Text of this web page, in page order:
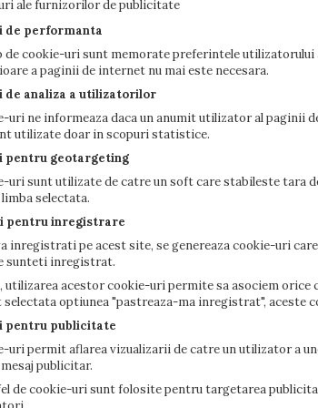
ale furnizorilor de publicitate
de performanta
de cookie-uri sunt memorate preferintele
a paginii de internet nu mai este necesara.
de analiza a utilizatorilor
uri ne informeaza daca un anumit utilizator al
utilizate doar in scopuri statistice.
pentru geotargeting
uri sunt utilizate de catre un soft care stabileste tara
selectata.
pentru inregistrare
inregistrati pe acest site, se genereaza cookie-uri
sunteti inregistrat.
utilizarea acestor cookie-uri permite sa asociem
selectata optiunea "pastreaza-ma inregistrat",
pentru publicitate
uri permit aflarea vizualizarii de catre un utilizator a
publicitar.
de cookie-uri sunt folosite pentru targetarea